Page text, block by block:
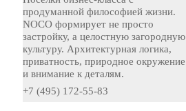
продуманной философией жизни.
NOCO формирует не просто
застройку, а целостную загородную
культуру. Архитектурная логика,
приватность, природное окружение
и внимание к деталям.
+7 (495) 172-55-83